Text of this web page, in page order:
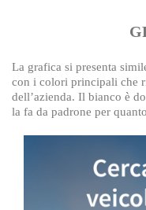
La grafica si presenta
con i colori principali che
dell’azienda. Il bianco è
la fa da padrone per